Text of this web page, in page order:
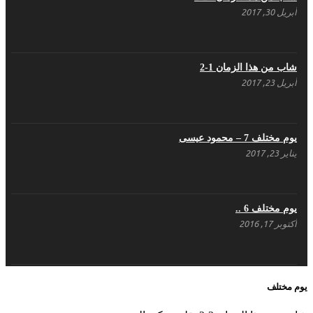
أبريل 30, 2017
شاب من هذا الزمان 1-2
أبريل 23, 2017
يوم مختلف 7 – محمود عيسى
يناير 23, 2017
يوم مختلف 6 ..
أكتوبر 17, 2016
أكتوبر 10, 2016
يوم مختلف